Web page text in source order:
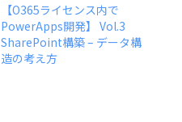
【O365ライセンス内で
PowerApps開発】 Vol.3
SharePoint構築 – データ構
造の考え方